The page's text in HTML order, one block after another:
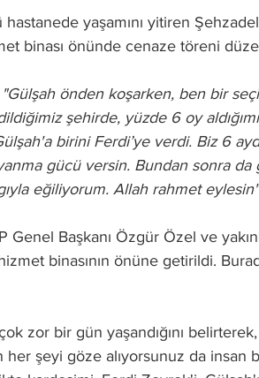
yaşamını yitiren
binası önünde cenaze töreni
"Gülşah önden koşarken, ben bir
şehirde, yüzde 6 oy
birini Ferdi’ye verdi. Biz 6
gücü versin. Bundan sonra
eğiliyorum. Allah rahmet
Başkanı Özgür Özel ve
binasının önüne getirildi.
zor bir gün yaşandığını
şeyi göze alıyorsunuz da insan